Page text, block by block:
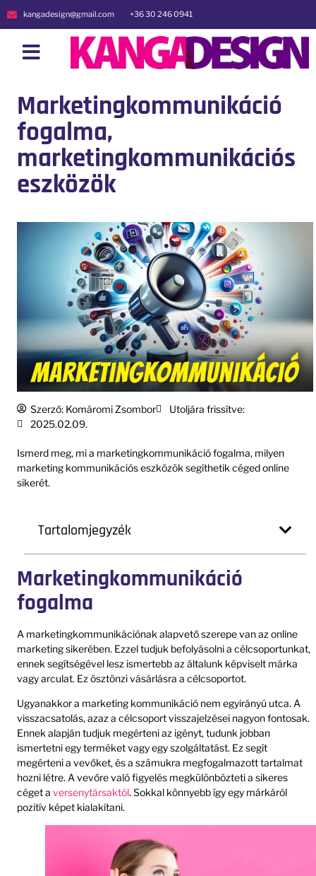
kangadesign@gmail.com +36 30 246 0941
Marketingkommunikáció
fogalma,
marketingkommunikációs
eszközök
Szerző: Komáromi Zsombor
Utoljára frissítve:
2025.02.09.
Ismerd meg, mi a marketingkommunikáció fogalma, milyen
marketing kommunikációs eszközök segíthetik céged online
sikerét.
Tartalomjegyzék
Marketingkommunikáció
fogalma
A marketingkommunikációnak alapvető szerepe van az online
marketing sikerében. Ezzel tudjuk befolyásolni a célcsoportunkat,
ennek segítségével lesz ismertebb az általunk képviselt márka
vagy arculat. Ez ösztönzi vásárlásra a célcsoportot.
Ugyanakkor a marketing kommunikáció nem egyirányú utca. A
visszacsatolás, azaz a célcsoport visszajelzései nagyon fontosak.
Ennek alapján tudjuk megérteni az igényt, tudunk jobban
ismertetni egy terméket vagy egy szolgáltatást. Ez segít
megérteni a vevőket, és a számukra megfogalmazott tartalmat
hozni létre. A vevőre való figyelés megkülönbözteti a sikeres
céget a versenytársaktól. Sokkal könnyebb így egy márkáról
pozitív képet kialakítani.